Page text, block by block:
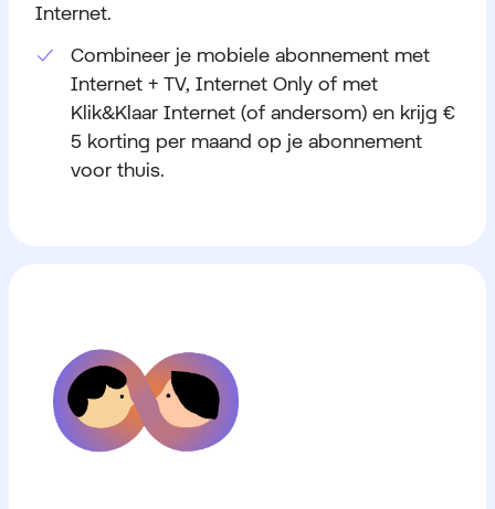
Internet.
Combineer je mobiele abonnement met
Internet + TV, Internet Only of met
Klik&Klaar Internet (of andersom) en krijg €
5 korting per maand op je abonnement
voor thuis.